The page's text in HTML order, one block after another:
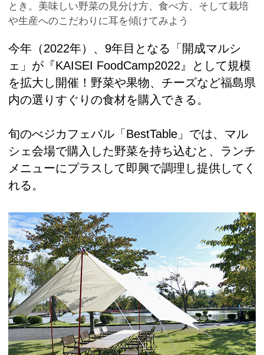
とき。美味しい野菜の見分け方、食べ方、そして栽培
や生産へのこだわりに耳を傾けてみよう
今年（2022年）、9年目となる「開成マルシ
ェ」が『KAISEI FoodCamp2022』として規模
を拡大し開催！野菜や果物、チーズなど福島県
内の選りすぐりの食材を購入できる。
旬のべジカフェバル「BestTable」では、マル
シェ会場で購入した野菜を持ち込むと、ランチ
メニューにプラスして即興で調理し提供してく
れる。